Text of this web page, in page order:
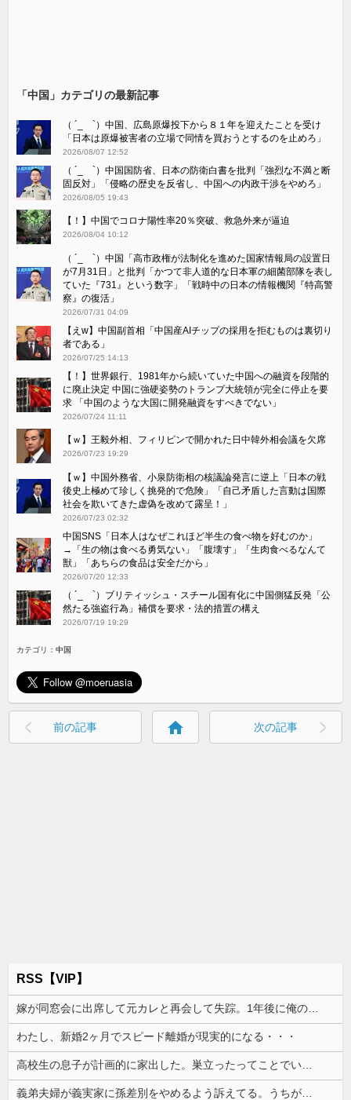
「中国」カテゴリの最新記事
（ ´_ゝ`）中国、広島原爆投下から８１年を迎えたことを受け
「日本は原爆被害者の立場で同情を買おうとするのを止めろ」
2026/08/07 12:52
（ ´_ゝ`）中国国防省、日本の防衛白書を批判「強烈な不満と断
固反対」「侵略の歴史を反省し、中国への内政干渉をやめろ」
2026/08/05 19:43
【！】中国でコロナ陽性率20％突破、救急外来が逼迫
2026/08/04 10:12
（ ´_ゝ`）中国「高市政権が法制化を進めた国家情報局の設置日
が7月31日」と批判「かつて非人道的な日本軍の細菌部隊を表し
ていた『731』という数字」「戦時中の日本の情報機関『特高警
察』の復活」
2026/07/31 04:09
【えw】中国副首相「中国産AIチップの採用を拒むものは裏切り
者である」
2026/07/25 14:13
【！】世界銀行、1981年から続いていた中国への融資を段階的
に廃止決定 中国に強硬姿勢のトランプ大統領が完全に停止を要
求 「中国のような大国に開発融資をすべきでない」
2026/07/24 11:11
【ｗ】王毅外相、フィリピンで開かれた日中韓外相会議を欠席
2026/07/23 19:29
【ｗ】中国外務省、小泉防衛相の核議論発言に逆上「日本の戦
後史上極めて珍しく挑発的で危険」「自己矛盾した言動は国際
社会を欺いてきた虚偽を改めて露呈！」
2026/07/23 02:32
中国SNS「日本人はなぜこれほど半生の食べ物を好むのか」
→「生の物は食べる勇気ない」「腹壊す」「生肉食べるなんて
獣」「あちらの食品は安全だから」
2026/07/20 12:33
（ ´_ゝ`）ブリティッシュ・スチール国有化に中国側猛反発「公
然たる強盗行為」補償を要求・法的措置の構え
2026/07/19 19:29
カテゴリ：中国
前の記事 home 次の記事
RSS【VIP】
わたし、新婚2ヶ月でスピード離婚が現実的になる・・・